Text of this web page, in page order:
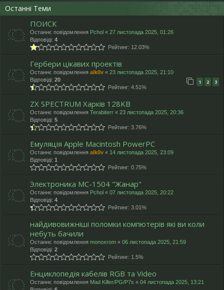
Останні Теми
ПОИСК
Останнє повідомлення Pchol « 27 листопада 2025, 01:26
Відповіді: 4
Рейтинг: 12.03%
Гербери цікавих проектів
Останнє повідомлення alk0v « 23 листопада 2025, 21:10
Відповіді: 20 1 2 3
Рейтинг: 4.51%
ZX SPECTRUM Харків 128KB
Останнє повідомлення Terabiterr « 23 листопада 2025, 20:36
Відповіді: 5
Рейтинг: 3.76%
Емуляція Apple Macintosh PowerPC
Останнє повідомлення alk0v « 14 листопада 2025, 23:09
Відповіді: 1
Рейтинг: 0.75%
Электроника МС-1504 "Жанар"
Останнє повідомлення Pchol « 07 листопада 2025, 20:22
Відповіді: 4
Рейтинг: 3.01%
найдивовижніші поломки компютерів які ви коли
небуть бачили
Останнє повідомлення monoxrom « 06 листопада 2025, 21:59
Відповіді: 2
Рейтинг: 1.5%
Енциклопедія кабелів RGB та Video
Останнє повідомлення Mad Killer/PG/P7s « 04 листопада 2025, 13:21